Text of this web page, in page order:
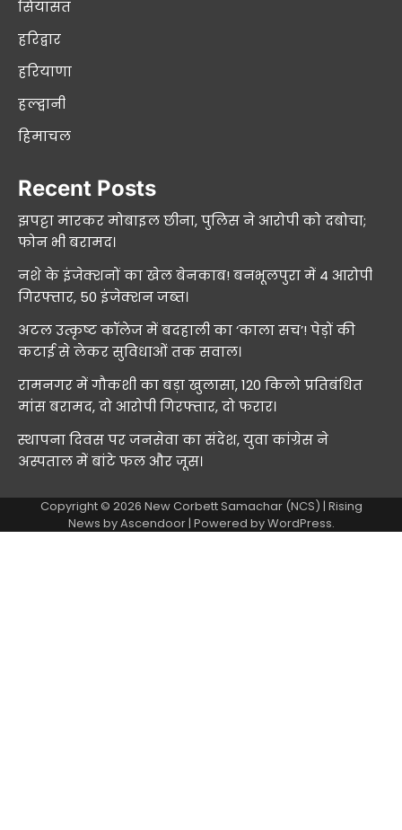
सियासत
हरिद्वार
हरियाणा
हल्द्वानी
हिमाचल
Recent Posts
झपट्टा मारकर मोबाइल छीना, पुलिस ने आरोपी को दबोचा;
फोन भी बरामद।
नशे के इंजेक्शनों का खेल बेनकाब! बनभूलपुरा में 4 आरोपी
गिरफ्तार, 50 इंजेक्शन जब्त।
अटल उत्कृष्ट कॉलेज में बदहाली का ‘काला सच’! पेड़ों की
कटाई से लेकर सुविधाओं तक सवाल।
रामनगर में गौकशी का बड़ा खुलासा, 120 किलो प्रतिबंधित
मांस बरामद, दो आरोपी गिरफ्तार, दो फरार।
स्थापना दिवस पर जनसेवा का संदेश, युवा कांग्रेस ने
अस्पताल में बांटे फल और जूस।
Copyright © 2026 New Corbett Samachar (NCS) | Rising
News byAscendoor| Powered byWordPress.